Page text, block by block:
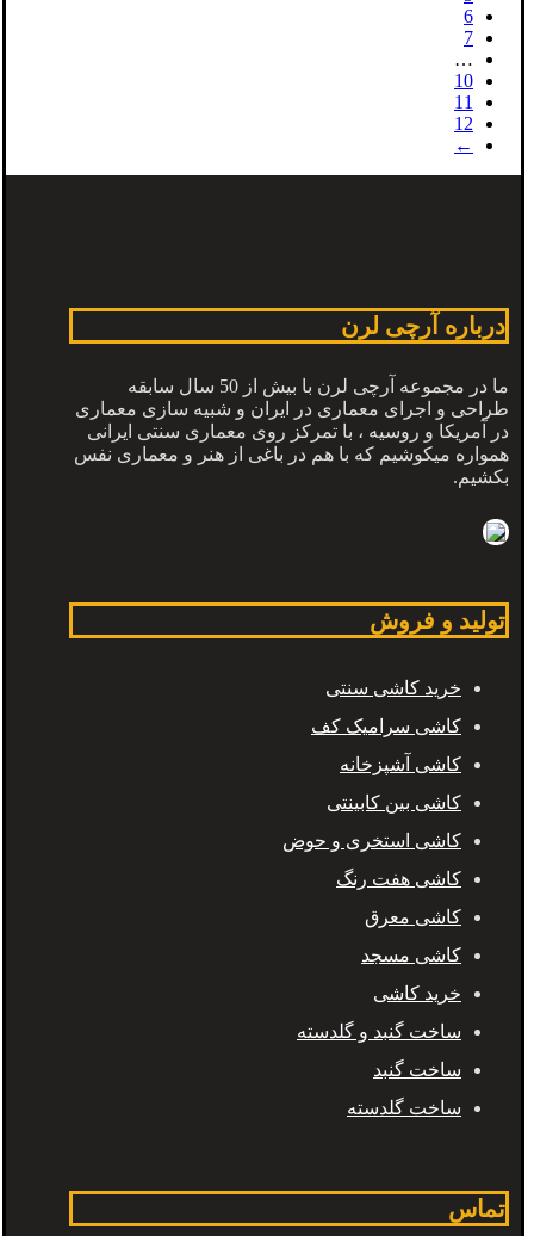
6
7
…
10
11
12
←
درباره آرچی لرن
ما در مجموعه آرچی لرن با بیش از 50 سال سابقه
طراحی و اجرای معماری در ایران و شبیه سازی معماری
در آمریکا و روسیه ، با تمرکز روی معماری سنتی ایرانی
همواره میکوشیم که با هم در باغی از هنر و معماری نفس
بکشیم.
تولید و فروش
خرید کاشی سنتی
کاشی سرامیک کف
کاشی آشپزخانه
کاشی بین کابینتی
کاشی استخری و حوض
کاشی هفت رنگ
کاشی معرق
کاشی مسجد
خرید کاشی
ساخت گنبد و گلدسته
ساخت گنبد
ساخت گلدسته
تماس